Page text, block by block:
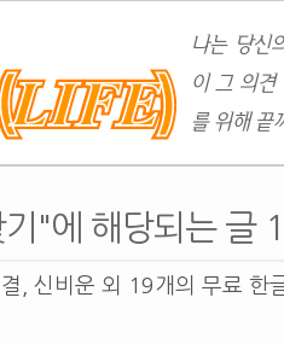
나는 당신
이 그 의견
를 위해 끝
"에 해당되는 글
, 신비운 외 19개의 무료 한